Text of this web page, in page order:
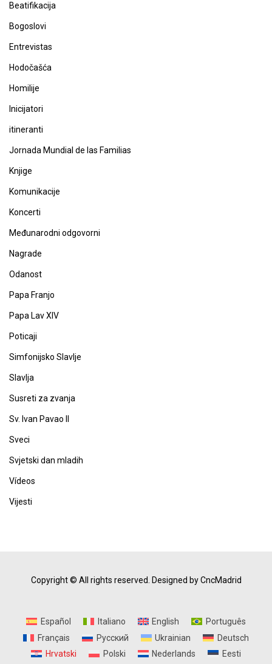
Beatifikacija
Bogoslovi
Entrevistas
Hodočašća
Homilije
Inicijatori
itineranti
Jornada Mundial de las Familias
Knjige
Komunikacije
Koncerti
Međunarodni odgovorni
Nagrade
Odanost
Papa Franjo
Papa Lav XIV
Poticaji
Simfonijsko Slavlje
Slavlja
Susreti za zvanja
Sv. Ivan Pavao II
Sveci
Svjetski dan mladih
Vídeos
Vijesti
Copyright © All rights reserved. Designed by CncMadrid
Español Italiano English
Português
Français
Русский Ukrainian
Deutsch
Hrvatski
Polski Nederlands Eesti